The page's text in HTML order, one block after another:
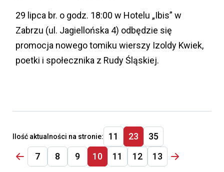
29 lipca br. o godz. 18:00 w Hotelu „Ibis” w
Zabrzu (ul. Jagiellońska 4) odbędzie się
promocja nowego tomiku wierszy Izoldy Kwiek,
poetki i społecznika z Rudy Śląskiej.
Ilość aktualności na stronie: 11 23
35
7
8 9 10 11 12 13